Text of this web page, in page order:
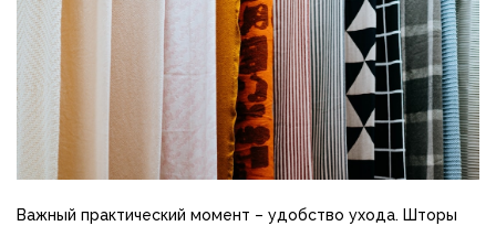
Важный практический момент – удобство ухода. Шторы